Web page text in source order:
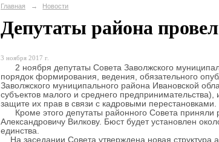
Главная → Новости
Депутаты района
3 ноября 2017 г.
2 ноября депутаты Совета Заволжского
порядок формирования, ведения, обязательного
Заволжского муниципального района Ивановской
субъектов малого и среднего
защите их прав в связи с кадровыми перестановками.
Кроме этого депутаты районного Совета приняли
Александровичу Вилкову. Бюст будет установлен
единства.
На заседании Совета утверждена новая структура